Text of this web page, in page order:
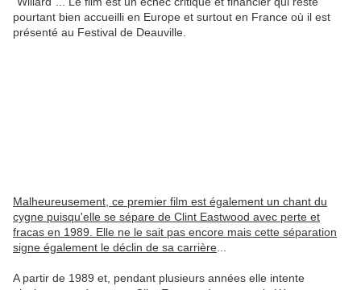
pourtant bien accueilli en Europe et surtout en France où il est
présenté au Festival de Deauville.
Malheureusement, ce premier film est également un chant du
cygne puisqu'elle se sépare de Clint Eastwood avec perte et
fracas en 1989. Elle ne le sait pas encore mais cette séparation
signe également le déclin de sa carrière
A partir de 1989 et, pendant plusieurs années elle intente